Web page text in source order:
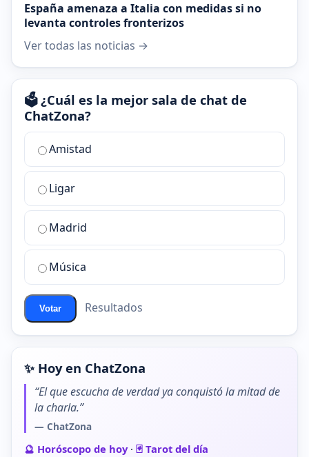
España amenaza a Italia con medidas si no
levanta controles fronterizos
Ver todas las noticias →
🗳️ ¿Cuál es la mejor sala de chat de
ChatZona?
¿Cuál
la
mejor
sala
chat
ChatZona?
Amistad
Ligar
Madrid
Música
Votar Resultados
✨ Hoy en ChatZona
“El que escucha de verdad ya conquistó la mitad de
la charla.”
— ChatZona
🔮 Horóscopo de hoy· 🃏 Tarot del día